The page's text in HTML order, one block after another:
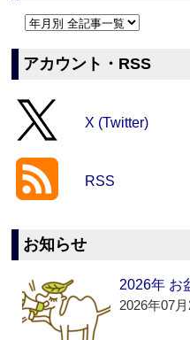
アカウント・RSS
X (Twitter)
RSS
お知らせ
2026年 お
2026年07